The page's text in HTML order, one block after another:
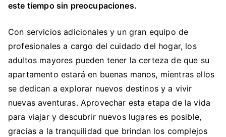
este tiempo sin preocupaciones.
Con servicios adicionales y un gran equipo de
profesionales a cargo del cuidado del hogar, los
adultos mayores pueden tener la certeza de que su
apartamento estará en buenas manos, mientras ellos
se dedican a explorar nuevos destinos y a vivir
nuevas aventuras. Aprovechar esta etapa de la vida
para viajar y descubrir nuevos lugares es posible,
gracias a la tranquilidad que brindan los complejos